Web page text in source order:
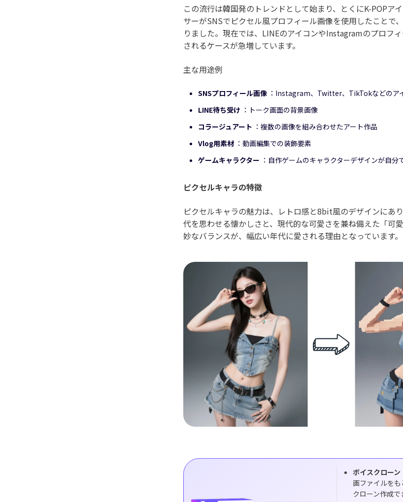
この流行は韓国発のトレンドとして始まり、とくにK-POPア
サーがSNSでピクセル風プロフィール画像を使用したことで
りました。現在では、LINEのアイコンやInstagramのプロフ
されるケースが急増しています。
主な用途例
SNSプロフィール画像 ：Instagram、Twitter、TikTokなどのア
LINE待ち受け ：トーク画面の背景画像
コラージュアート ：複数の画像を組み合わせたアート作品
Vlog用素材 ：動画編集での装飾要素
ゲームキャラクター ：自作ゲームのキャラクターデザインが自分
ピクセルキャラの特徴
ピクセルキャラの魅力は、レトロ感と8bit風のデザインにあ
代を思わせる懐かしさと、現代的な可愛さを兼ね備えた「可
妙なバランスが、幅広い年代に愛される理由となっています。
ボイスクローン
画ファイルを
クローン作成で